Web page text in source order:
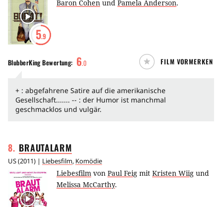
5.9
Baron Cohen und Pamela Anderson.
BlubberKingBewertung: 6.0 FILM VORMERKEN
+ : abgefahrene Satire auf die amerikanische
Gesellschaft....... -- : der Humor ist manchmal
geschmacklos und vulgär.
8. BRAUTALARM
US(2011) | Liebesfilm, Komödie
Liebesfilm von Paul Feig mit Kristen Wiig und
Melissa McCarthy.